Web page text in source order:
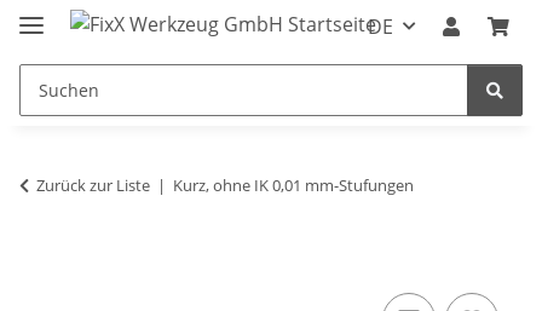
DE
Zurück zur Liste Kurz, ohne IK 0,01 mm-Stufungen